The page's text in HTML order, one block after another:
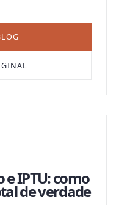
IPTU: como
de verdade